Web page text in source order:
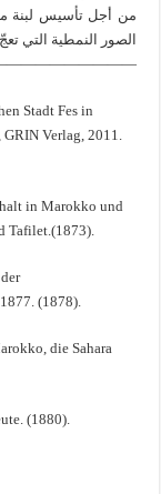
من أجل تأسيس لبنة
الصور النمطية التي
Stadt Fes in
Verlag, 2011.
in Marokko und
Tafilet.(1873).
(1878).
die Sahara
(1880).